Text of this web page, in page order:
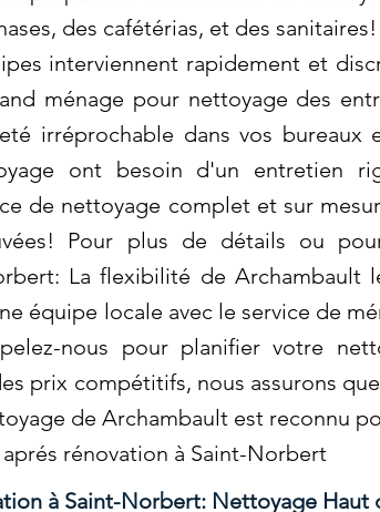
des cafétérias, et des
interviennent rapidement et
ménage pour nettoyage des
irréprochable dans vos bureaux
ont besoin d'un entretien
de nettoyage complet et sur
Pour plus de détails ou
La flexibilité de Archambault
équipe locale avec le service de
nous pour planifier votre
prix compétitifs, nous assurons
de Archambault est reconnu
rénovation à Saint-Norbert
à Saint-Norbert: Nettoyage Haut